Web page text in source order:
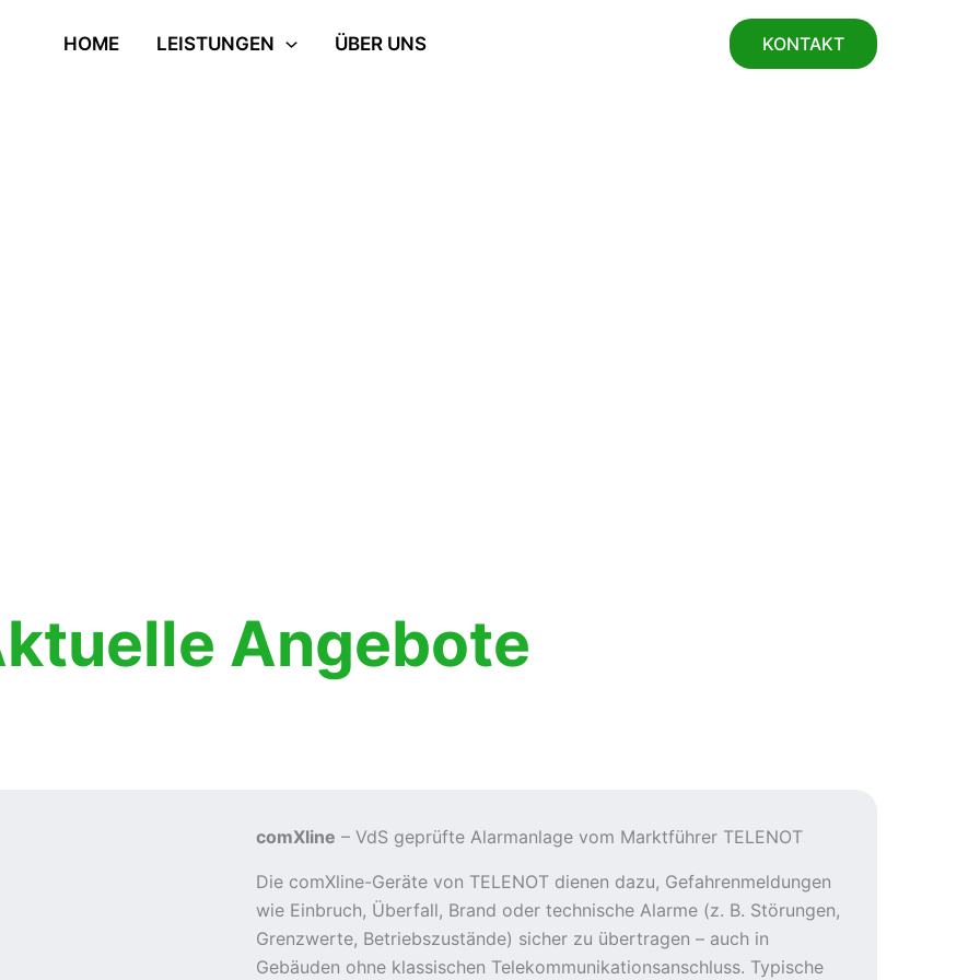
HOME LEISTUNGEN ÜBER UNS KONTAKT
Angebote
comXline – VdS geprüfte Alarmanlage vom Marktführer TELENOT
Die comXline-Geräte von TELENOT dienen dazu, Gefahrenmeldungen
wie Einbruch, Überfall, Brand oder technische Alarme (z. B. Störungen,
Grenzwerte, Betriebszustände) sicher zu übertragen – auch in
Gebäuden ohne klassischen Telekommunikationsanschluss. Typische